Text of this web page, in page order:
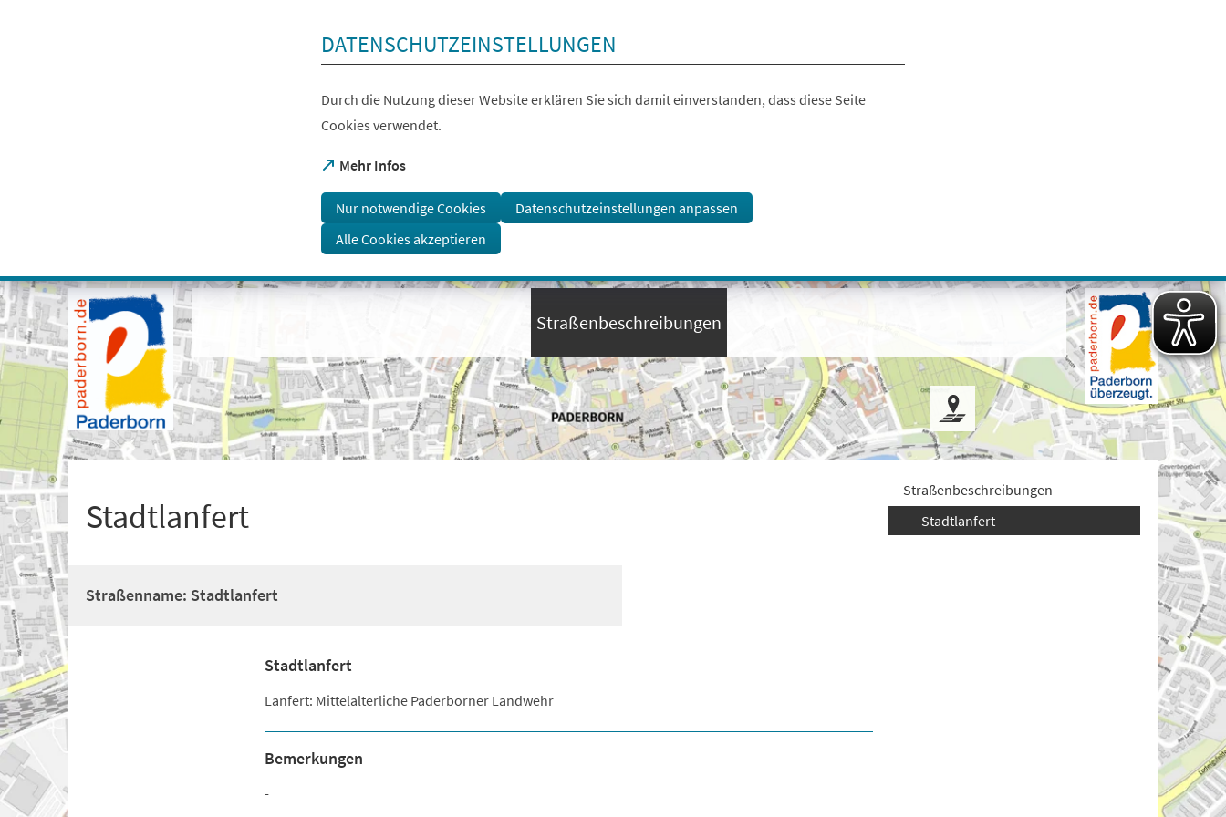
Visuelle
Assistenzsoftware
öffnen.
Mit
der
Tastatur
erreichbar
über
+
DATENSCHUTZEINSTELLUNGEN
Durch die Nutzung dieser Website erklären Sie sich damit einverstanden, dass diese Seite
Cookies verwendet.
Mehr Infos
(Öffnet
einem
neuen
Tab)
Nur notwendige Cookies
Datenschutzeinstellungen anpassen
Alle Cookies akzeptieren
Straßenbeschreibungen
Stadtlanfert
Straßenname: Stadtlanfert
Stadtlanfert
Lanfert: Mittelalterliche Paderborner Landwehr
Bemerkungen
-
Straßenbeschreibungen
Stadtlanfert